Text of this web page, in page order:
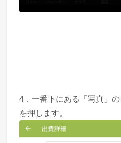
4．一番下にある「写真」
を押します。